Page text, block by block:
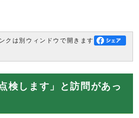
クは別ウィンドウで開きます
検します」と訪問があっ